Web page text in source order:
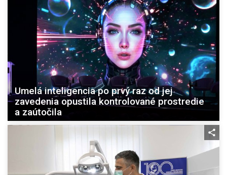
Umelá inteligencia po prvý raz od jej
zavedenia opustila kontrolované prostredie
a zaútočila